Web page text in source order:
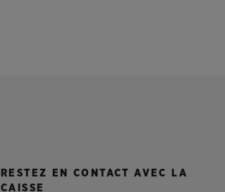
RESTEZ EN CONTACT AVEC LA
CAISSE